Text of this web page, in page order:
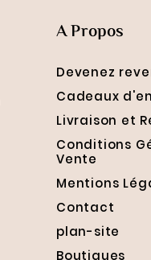
A Propos
Devenez
Cadeaux
Livraison et
Conditions
Vente
Mentions
Contact
plan-site
Boutiques